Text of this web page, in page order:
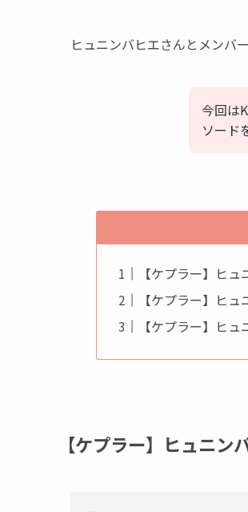
ヒュニンバヒエさんとメンバ
今回は
ソード
【ケプラー】ヒ
【ケプラー】ヒ
【ケプラー】ヒ
【ケプラー】ヒュニン